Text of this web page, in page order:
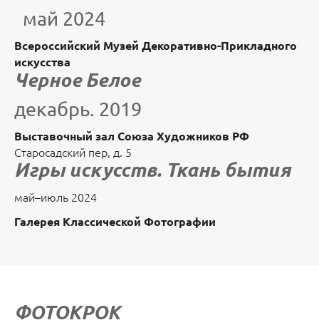
май 2024
Всероссийский Музей Декоративно-Прикладного
искусства
Черное Белое
декабрь. 2019
Выставочный зал Союза Художников РФ
Старосадский пер, д. 5
Игры искусств. Ткань бытия
май–июль 2024
Галерея Классической Фотографии
ФОТОКРОК